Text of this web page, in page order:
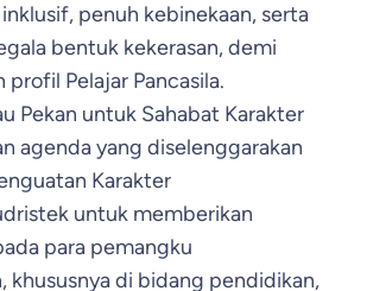
penuh kebinekaan, serta
bentuk kekerasan, demi
Pelajar Pancasila.
Pekan untuk Sahabat Karakter
agenda yang diselenggarakan
Karakter
untuk memberikan
para pemangku
khususnya di bidang pendidikan,